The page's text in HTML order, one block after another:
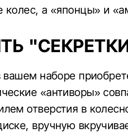
колес, а «японцы» и
наборе
«антиворы»
отверстия в
вручную